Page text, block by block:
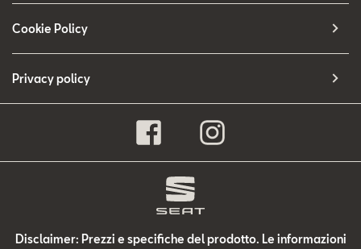
Cookie Policy
Privacy policy
Disclaimer: Prezzi e specifiche del prodotto. Le informazioni